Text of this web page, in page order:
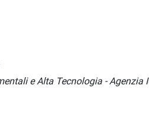
e Alta Tecnologia - Agenzia